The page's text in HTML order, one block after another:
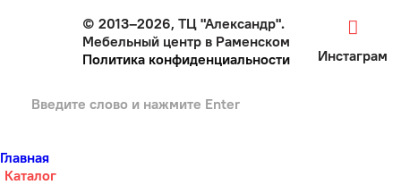
© 2013–2026, ТЦ "Александр".
Мебельный центр в Раменском
Политика конфиденциальности
Инстаграм
Главная
Каталог